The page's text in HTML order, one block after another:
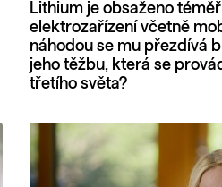
Lithium je obsaženo
elektrozařízení včetně
náhodou se mu přezdívá
jeho těžbu, která se
třetího světa?